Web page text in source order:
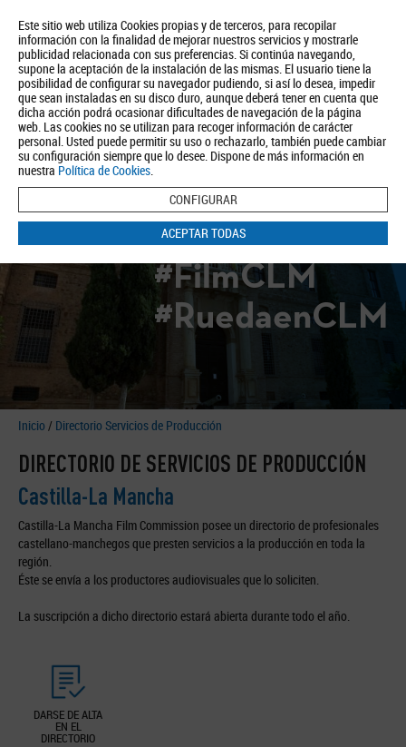
Este sitio web utiliza Cookies propias y de terceros, para recopilar
información con la finalidad de mejorar nuestros servicios y mostrarle
publicidad relacionada con sus preferencias. Si continúa navegando,
supone la aceptación de la instalación de las mismas. El usuario tiene la
posibilidad de configurar su navegador pudiendo, si así lo desea, impedir
que sean instaladas en su disco duro, aunque deberá tener en cuenta que
dicha acción podrá ocasionar dificultades de navegación de la página
web. Las cookies no se utilizan para recoger información de carácter
personal. Usted puede permitir su uso o rechazarlo, también puede cambiar
su configuración siempre que lo desee. Dispone de más información en
nuestra Política de Cookies.
CONFIGURAR
ACEPTAR TODAS
Quiénes somos Turismo Política de Privacidad Aviso Legal
Política de Cookies
BUSCAR
#FilmCLM
#RuedaenCLM
Inicio / Directorio Servicios de Producción
DIRECTORIO DE SERVICIOS DE PRODUCCIÓN
Castilla-La Mancha
Castilla-La Mancha Film Commission posee un directorio de profesionales
castellano-manchegos que presten servicios a la producción en toda la
región.
Éste se envía a los productores audiovisuales que lo soliciten.
La suscripción a dicho directorio estará abierta durante todo el año.
DARSE DE ALTA
EN EL
DIRECTORIO